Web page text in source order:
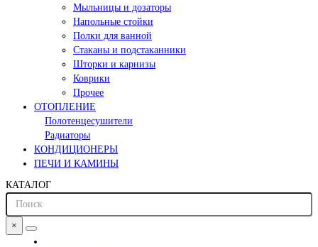
Мыльницы и дозаторы
Напольные стойки
Полки для ванной
Стаканы и подстаканники
Шторки и карнизы
Коврики
Прочее
ОТОПЛЕНИЕ
Полотенцесушители
Радиаторы
КОНДИЦИОНЕРЫ
ПЕЧИ И КАМИНЫ
КАТАЛОГ
×